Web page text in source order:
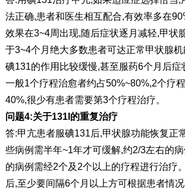
法正确,患者和医生相互配合,有效率多在
效果在3~4周出现,随后症状逐月减轻,甲状
于3~4个月绝大多数患者可达正常甲状腺
碘131的作用比较缓慢,甚至服药6个月后症
一般1个疗程治愈者约占50%~80%,2个疗
40%,很少有患者需要第3个疗程治疗。
问题4:关于131I的重复治疗
答:甲亢患者服碘131后,甲状腺功能恢复正
些病例需半年~1年才可缓解,约2/3左右的
的病例需经2个及2个以上的疗程进行治疗
后,至少要间隔6个月以上方可根据患者情